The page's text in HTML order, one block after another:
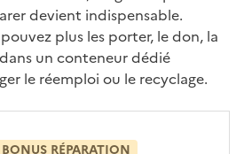
devient indispensable.
plus les porter, le don, la
un conteneur dédié
le réemploi ou le recyclage.
RÉPARATION